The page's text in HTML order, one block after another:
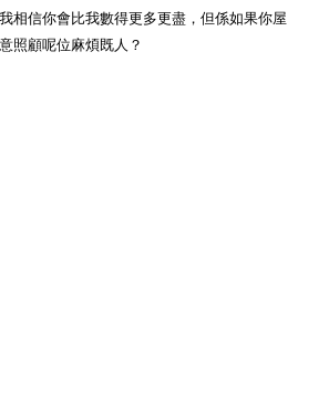
相信你會比我數得更多更盡，但係如果你屋
照顧呢位麻煩既人？